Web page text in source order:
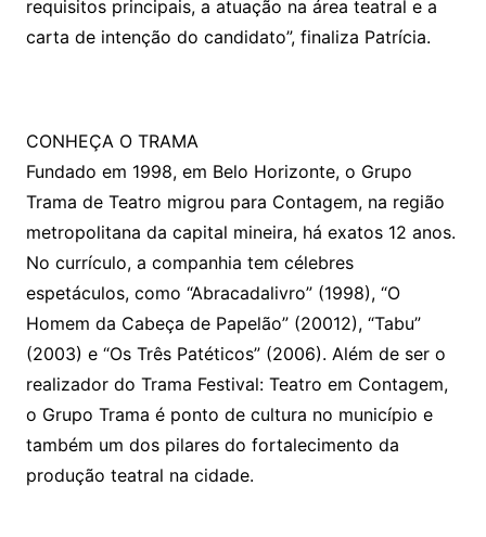
requisitos principais, a atuação na área teatral e a
carta de intenção do candidato”, finaliza Patrícia.
CONHEÇA O TRAMA
Fundado em 1998, em Belo Horizonte, o Grupo
Trama de Teatro migrou para Contagem, na região
metropolitana da capital mineira, há exatos 12 anos.
No currículo, a companhia tem célebres
espetáculos, como “Abracadalivro” (1998), “O
Homem da Cabeça de Papelão” (20012), “Tabu”
(2003) e “Os Três Patéticos” (2006). Além de ser o
realizador do Trama Festival: Teatro em Contagem,
o Grupo Trama é ponto de cultura no município e
também um dos pilares do fortalecimento da
produção teatral na cidade.